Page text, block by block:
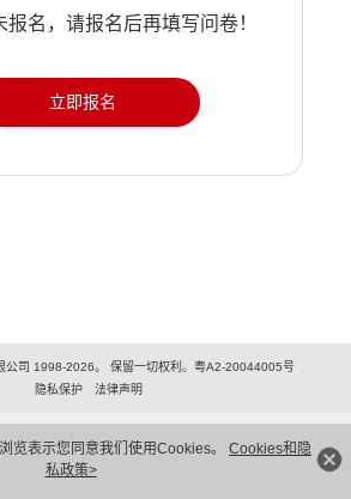
览表示您同意我们使用Cookies。 Cookies和隐
私政策>
报名，请报名后再填写问卷！
立即报名
公司 1998-2026。 保留一切权利。粤A2-20044005号
隐私保护
法律声明